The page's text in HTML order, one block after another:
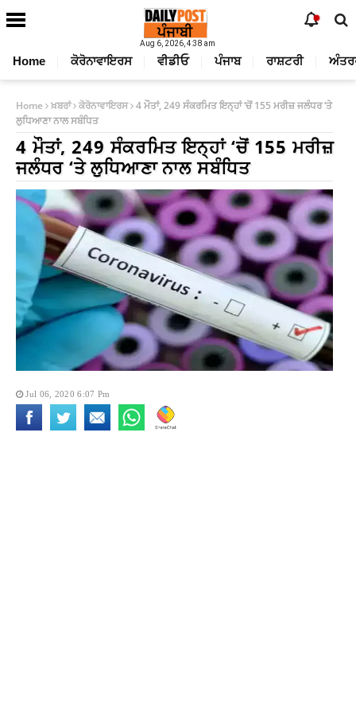
Aug 6, 2026, 4:38 am
Home ਕੋਰੋਨਾਵਾਇਰਸ ਵੀਡੀਓ ਪੰਜਾਬ ਰਾਸ਼ਟਰੀ
Home ਖ਼ਬਰਾਂ ਕੋਰੋਨਾਵਾਇਰਸ 4 ਮੌਤਾਂ, 249 ਸੰਕਰਮਿਤ ਇਨ੍ਹਾਂ ‘ਚੋਂ 155 ਮਰੀਜ਼ ਜਲੰਧਰ ‘ਤੇ
ਲੁਧਿਆਣਾ ਨਾਲ ਸਬੰਧਿਤ
4 ਮੌਤਾਂ, 249 ਸੰਕਰਮਿਤ ਇਨ੍ਹਾਂ ‘ਚੋਂ 155 ਮਰੀਜ਼
ਜਲੰਧਰ ‘ਤੇ ਲੁਧਿਆਣਾ ਨਾਲ ਸਬੰਧਿਤ
Jul 06, 2020 6:07 Pm